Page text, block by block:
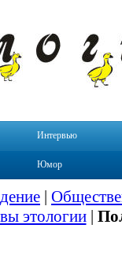
Интервью
Юмор
|
этологии|